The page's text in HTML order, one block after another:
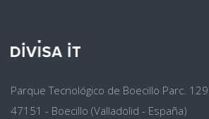
Dirección
Parque Tecnológico de Boecillo Parc.
47151 - Boecillo (Valladolid - España)